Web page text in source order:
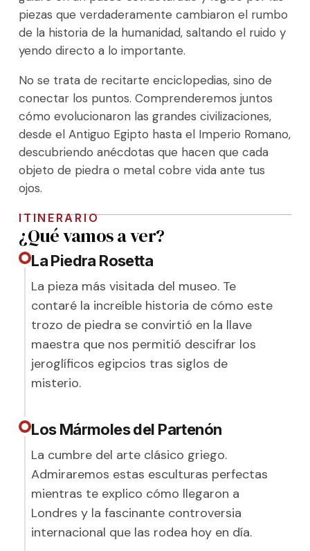
piezas que verdaderamente cambiaron el rumbo
de la historia de la humanidad, saltando el ruido y
yendo directo a lo importante.
No se trata de recitarte enciclopedias, sino de
conectar los puntos. Comprenderemos juntos
cómo evolucionaron las grandes civilizaciones,
desde el Antiguo Egipto hasta el Imperio Romano,
descubriendo anécdotas que hacen que cada
objeto de piedra o metal cobre vida ante tus
ojos.
ITINERARIO
¿Qué vamos a ver?
La Piedra Rosetta
La pieza más visitada del museo. Te
contaré la increíble historia de cómo este
trozo de piedra se convirtió en la llave
maestra que nos permitió descifrar los
jeroglíficos egipcios tras siglos de
misterio.
Los Mármoles del Partenón
La cumbre del arte clásico griego.
Admiraremos estas esculturas perfectas
mientras te explico cómo llegaron a
Londres y la fascinante controversia
internacional que las rodea hoy en día.